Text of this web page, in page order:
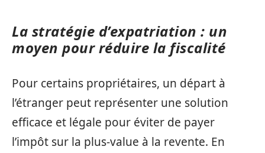
La stratégie d’expatriation : un
moyen pour réduire la fiscalité
Pour certains propriétaires, un départ à
l’étranger peut représenter une solution
efficace et légale pour éviter de payer
l’impôt sur la plus-value à la revente. En